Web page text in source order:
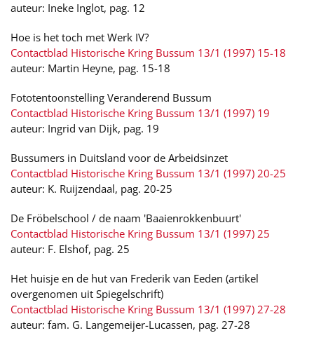
auteur: Ineke Inglot, pag. 12
Hoe is het toch met Werk IV?
Contactblad Historische Kring Bussum 13/1 (1997) 15-18
auteur: Martin Heyne, pag. 15-18
Fototentoonstelling Veranderend Bussum
Contactblad Historische Kring Bussum 13/1 (1997) 19
auteur: Ingrid van Dijk, pag. 19
Bussumers in Duitsland voor de Arbeidsinzet
Contactblad Historische Kring Bussum 13/1 (1997) 20-25
auteur: K. Ruijzendaal, pag. 20-25
De Fröbelschool / de naam 'Baaienrokkenbuurt'
Contactblad Historische Kring Bussum 13/1 (1997) 25
auteur: F. Elshof, pag. 25
Het huisje en de hut van Frederik van Eeden (artikel
overgenomen uit Spiegelschrift)
Contactblad Historische Kring Bussum 13/1 (1997) 27-28
auteur: fam. G. Langemeijer-Lucassen, pag. 27-28